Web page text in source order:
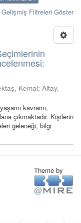
Gelişmiş Filtreleri Göster
Kemal; Altay,
kavramı,
çıkmaktadır. Kişilerin
geleneği, bilgi
Theme by